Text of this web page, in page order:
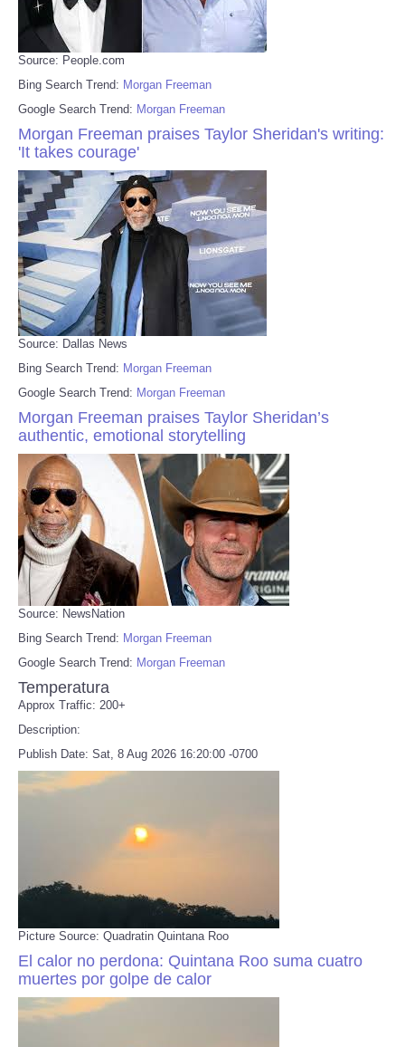
Source: People.com
Bing Search Trend: Morgan Freeman
Google Search Trend: Morgan Freeman
Morgan Freeman praises Taylor Sheridan's writing:
'It takes courage'
Source: Dallas News
Bing Search Trend: Morgan Freeman
Google Search Trend: Morgan Freeman
Morgan Freeman praises Taylor Sheridan’s
authentic, emotional storytelling
Source: NewsNation
Bing Search Trend: Morgan Freeman
Google Search Trend: Morgan Freeman
Temperatura
Approx Traffic: 200+
Description:
Publish Date: Sat, 8 Aug 2026 16:20:00 -0700
Picture Source: Quadratin Quintana Roo
El calor no perdona: Quintana Roo suma cuatro
muertes por golpe de calor